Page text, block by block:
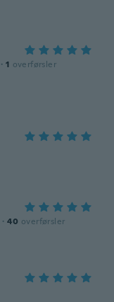
· 1 overførsler
· 40 overførsler